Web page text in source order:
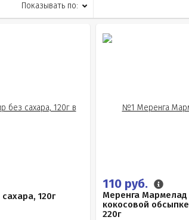
Показывать по:
120г
110 руб.
Меренга Мармелад
кокосовой
220г